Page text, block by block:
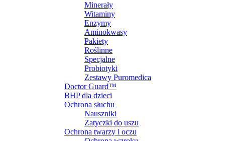
Minerały
Witaminy
Enzymy
Aminokwasy
Pakiety
Roślinne
Specjalne
Probiotyki
Zestawy Puromedica
Doctor Guard™
BHP dla dzieci
Ochrona słuchu
Nauszniki
Zatyczki do uszu
Ochrona twarzy i oczu